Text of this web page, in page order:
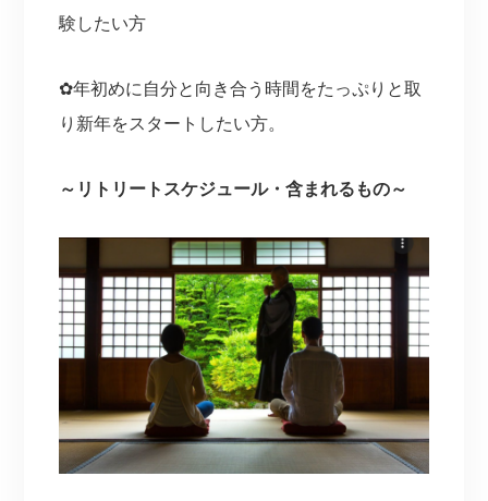
験したい方
✿年初めに自分と向き合う時間をたっぷりと取
り新年をスタートしたい方。
～リトリートスケジュール・含まれるもの～